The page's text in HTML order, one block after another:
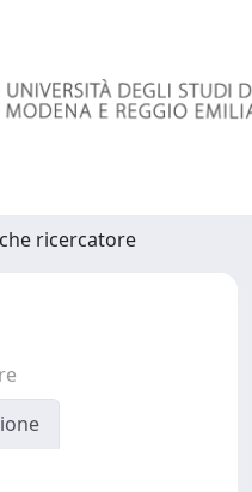
ricercatore